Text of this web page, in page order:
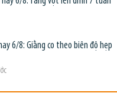
6/8: Giằng co theo biên độ hẹp